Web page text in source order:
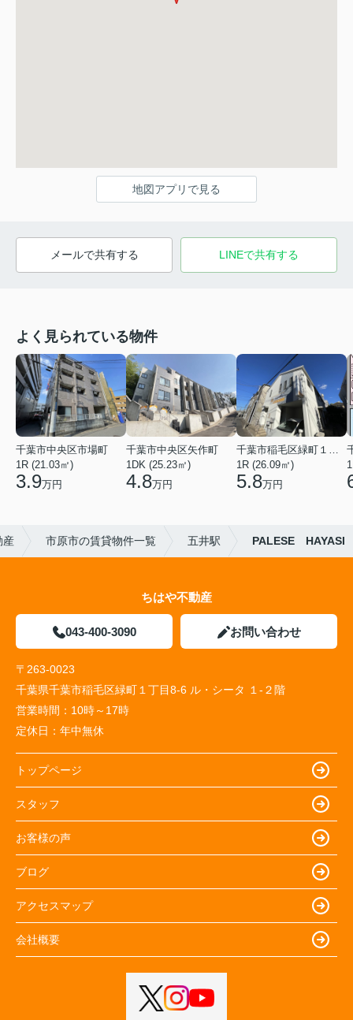
地図アプリで見る
メールで共有する LINEで共有する
よく見られている物件
千葉市中央区市場町
1R (21.03㎡)
3.9万円
千葉市中央区矢作町
1DK (25.23㎡)
4.8万円
千葉市稲毛区緑町１丁目
1R (26.09㎡)
5.8万円
産 市原市の賃貸物件一覧 五井駅 PALESE HAYASI
ちはや不動産
043-400-3090 お問い合わせ
〒263-0023
千葉県千葉市稲毛区緑町１丁目8-6 ル・シータ １-２階
営業時間： 10時～17時
定休日： 年中無休
トップページ
スタッフ
お客様の声
ブログ
アクセスマップ
会社概要